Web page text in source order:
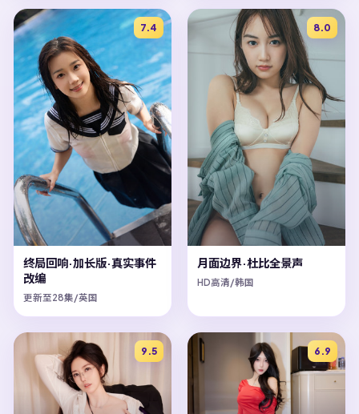
7.4
终局回响·加长版·真实事件
改编
更新至28集/英国
8.0
月面边界·杜比全景声
HD高清/韩国
9.5 6.9